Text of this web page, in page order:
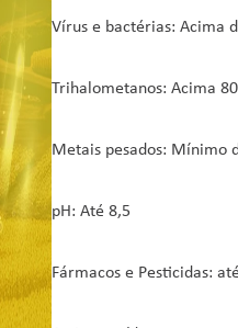
Vírus e bactérias: Acima
Trihalometanos: Acima
Metais pesados: Mínimo
pH: Até 8,5
Fármacos e Pesticidas: